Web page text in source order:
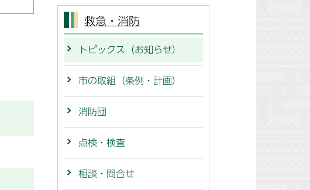
救急・消防
トピックス（お知らせ）
市の取組（条例・計画）
消防団
点検・検査
相談・問合せ